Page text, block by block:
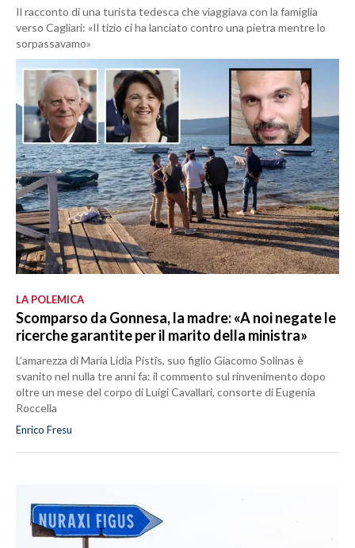
Il racconto di una turista tedesca che viaggiava con la famiglia
verso Cagliari: «Il tizio ci ha lanciato contro una pietra mentre lo
sorpassavamo»
LA POLEMICA
Scomparso da Gonnesa, la madre: «A noi negate le
ricerche garantite per il marito della ministra»
L’amarezza di Maria Lidia Pistis, suo figlio Giacomo Solinas è
svanito nel nulla tre anni fa: il commento sul rinvenimento dopo
oltre un mese del corpo di Luigi Cavallari, consorte di Eugenia
Roccella
Enrico Fresu